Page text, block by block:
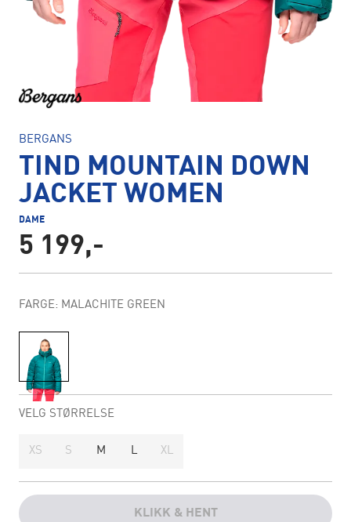
BERGANS
TIND MOUNTAIN DOWN
JACKET WOMEN
DAME
5 199,-
FARGE: MALACHITE GREEN
VELG STØRRELSE
XS S M L XL
KLIKK & HENT